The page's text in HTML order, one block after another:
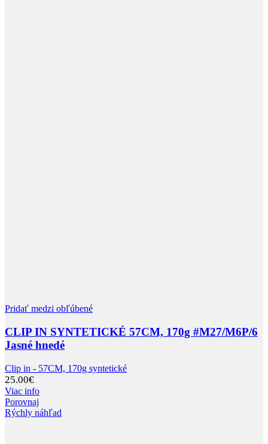
Pridať medzi obľúbené
CLIP IN SYNTETICKÉ 57CM, 170g #M27/M6P/6
Jasné hnedé
Clip in - 57CM, 170g syntetické
25.00€
Viac info
Porovnaj
Rýchly náhľad